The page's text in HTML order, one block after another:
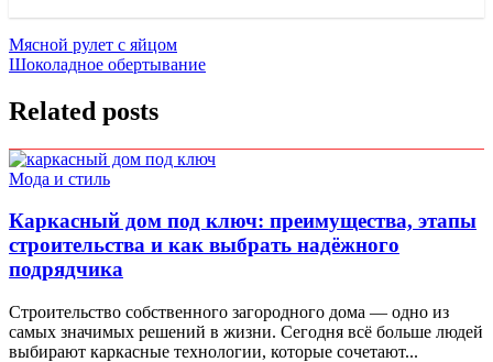
Навигация
по
записям
Мясной рулет с яйцом
Шоколадное обертывание
Related posts
Мода и стиль
Каркасный дом под ключ: преимущества, этапы
строительства и как выбрать надёжного
подрядчика
Строительство собственного загородного дома — одно из
самых значимых решений в жизни. Сегодня всё больше людей
выбирают каркасные технологии, которые сочетают...